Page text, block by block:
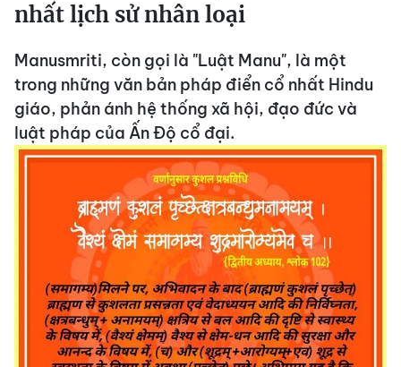
nhất lịch sử nhân loại
Manusmriti, còn gọi là "Luật Manu", là một
trong những văn bản pháp điển cổ nhất Hindu
giáo, phản ánh hệ thống xã hội, đạo đức và
luật pháp của Ấn Độ cổ đại.